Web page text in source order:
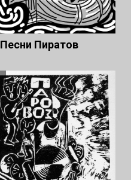
Песни Пиратов